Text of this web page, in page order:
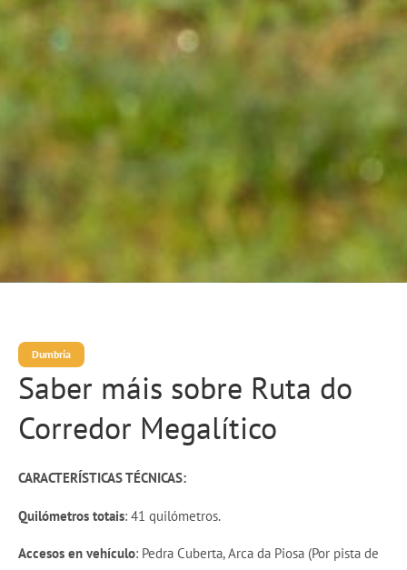
Dumbría
Saber máis sobre Ruta do
Corredor Megalítico
CARACTERÍSTICAS TÉCNICAS:
Quilómetros totais: 41 quilómetros.
Accesos en vehículo: Pedra Cuberta, Arca da Piosa (Por pista de